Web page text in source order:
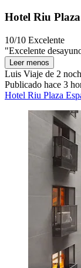
Hotel Riu
10/10 Excelente
"Excelente
Leer menos
Luis Viaje de 2
Publicado hace 3
Hotel Riu Plaza